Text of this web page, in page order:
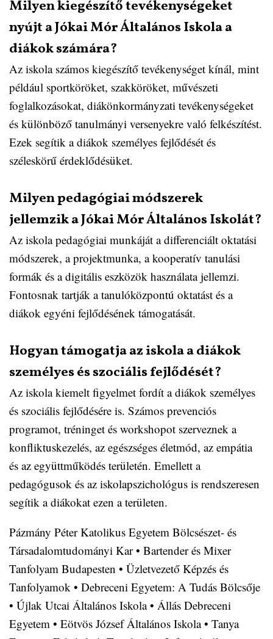
Milyen kiegészítő tevékenységeket
nyújt a Jókai Mór Általános Iskola a
diákok számára?
Az iskola számos kiegészítő tevékenységet kínál, mint
például sportköröket, szakköröket, művészeti
foglalkozásokat, diákönkormányzati tevékenységeket
és különböző tanulmányi versenyekre való felkészítést.
Ezek segítik a diákok személyes fejlődését és
széleskörű érdeklődésüket.
Milyen pedagógiai módszerek
jellemzik a Jókai Mór Általános Iskolát?
Az iskola pedagógiai munkáját a differenciált oktatási
módszerek, a projektmunka, a kooperatív tanulási
formák és a digitális eszközök használata jellemzi.
Fontosnak tartják a tanulóközpontú oktatást és a
diákok egyéni fejlődésének támogatását.
Hogyan támogatja az iskola a diákok
személyes és szociális fejlődését?
Az iskola kiemelt figyelmet fordít a diákok személyes
és szociális fejlődésére is. Számos prevenciós
programot, tréninget és workshopot szerveznek a
konfliktuskezelés, az egészséges életmód, az empátia
és az együttműködés területén. Emellett a
pedagógusok és az iskolapszichológus is rendszeresen
segítik a diákokat ezen a területen.
Pázmány Péter Katolikus Egyetem Bölcsészet- és
Társadalomtudományi Kar• Bartender és Mixer
Tanfolyam Budapesten • Üzletvezető Képzés és
Tanfolyamok • Debreceni Egyetem: A Tudás Bölcsője
• Újlak Utcai Általános Iskola• Állás Debreceni
Egyetem • Eötvös József Általános Iskola• Tanya